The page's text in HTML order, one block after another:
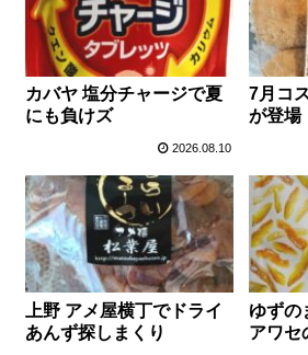
カバヤ 塩分チャージで夏
にも負けズ
2026.08.10
7月コ
が登場
上野 アメ屋横丁でドライ
あんず探しまくり
ゆずの
アワセ